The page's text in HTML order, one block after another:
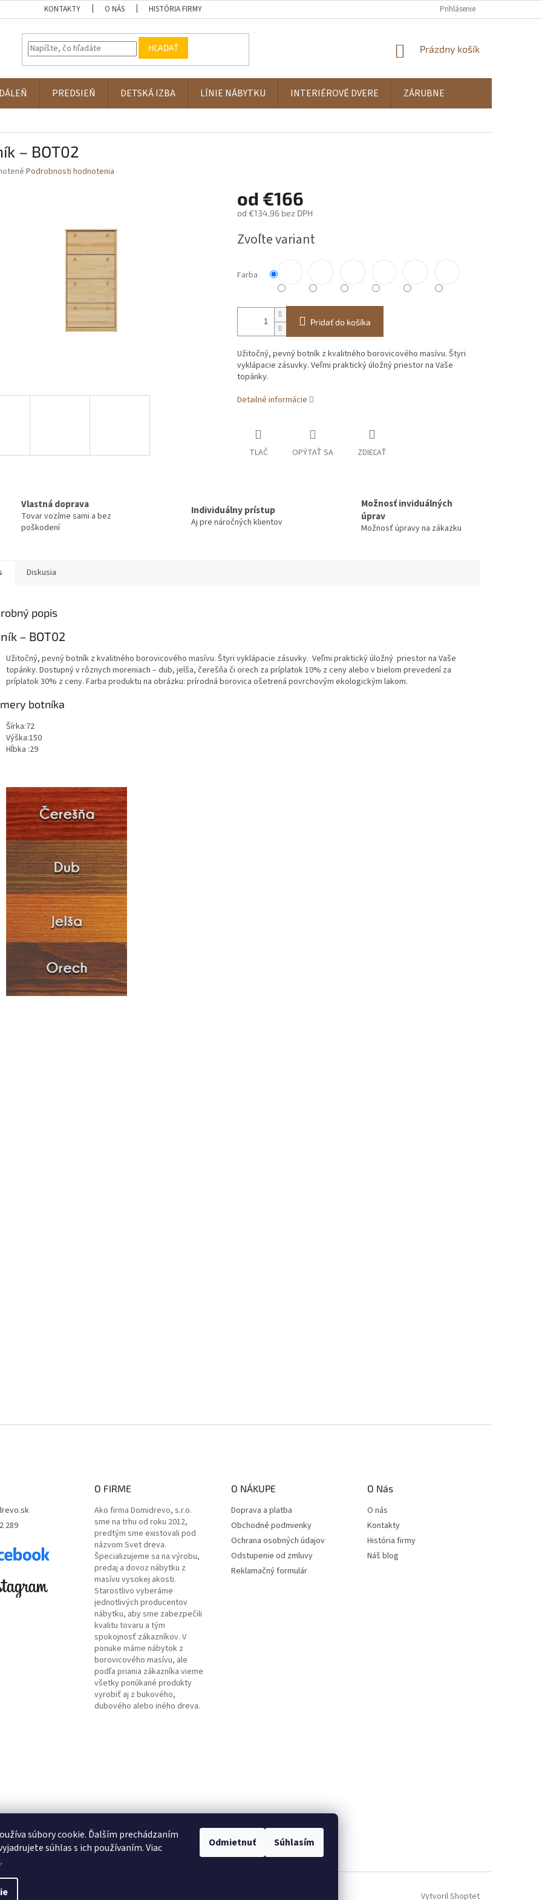
súbory cookie. Ďalším prechádzaním
súhlas s ich používaním. Viac
.
Odmietnuť Súhlasím
KONTAKTY O NÁS HISTÓRIA FIRMY Prihlásenie
HĽADAŤ
NÁKUPNÝ
Prázdny košík
PREDSIEŇ DETSKÁ IZBA LÍNIE NÁBYTKU INTERIÉROVÉ DVERE ZÁRUBNE
– BOT02
Podrobnosti hodnotenia
od €166
od €134,96bez DPH
cena:
Zvoľte variant
Farba
Pridať do košíka
Užitočný, pevný botník z kvalitného borovicového masívu. Štyri
vyklápacie zásuvky. Veľmi praktický úložný priestor na Vaše
topánky.
Detailné informácie
TLAČ OPÝTAŤ SA ZDIEĽAŤ
Vlastná doprava
Tovar vozíme sami a bez
poškodení
Individuálny prístup
Aj pre náročných klientov
Možnosť inviduálných
úprav
Možnosť úpravy na zákazku
Diskusia
popis
– BOT02
Užitočný, pevný botník z kvalitného borovicového masívu. Štyri vyklápacie zásuvky. Veľmi praktický úložný priestor na Vaše
topánky. Dostupný v rôznych moreniach – dub, jelša, čerešňa či orech za príplatok 10% z ceny alebo v bielom prevedení za
príplatok 30% z ceny. Farba produktu na obrázku: prírodná borovica ošetrená povrchovým ekologickým lakom.
botníka
Šírka:72
Výška:150
Hĺbka :29
289
O FIRME
Ako firma Domidrevo, s.r.o.
sme na trhu od roku 2012,
predtým sme existovali pod
názvom Svet dreva.
Špecializujeme sa na výrobu,
predaj a dovoz nábytku z
masívu vysokej akosti.
Starostlivo vyberáme
jednotlivých producentov
nábytku, aby sme zabezpečili
kvalitu tovaru a tým
spokojnosť zákazníkov. V
ponuke máme nábytok z
borovicového masívu, ale
podľa priania zákazníka vieme
všetky ponúkané produkty
vyrobiť aj z bukového,
dubového alebo iného dreva.
O NÁKUPE
Doprava a platba
Obchodné podmienky
Ochrana osobných údajov
Odstupenie od zmluvy
Reklamačný formulár
O Nás
O nás
Kontakty
História firmy
Náš blog
Vytvoril Shoptet
vyhradené.